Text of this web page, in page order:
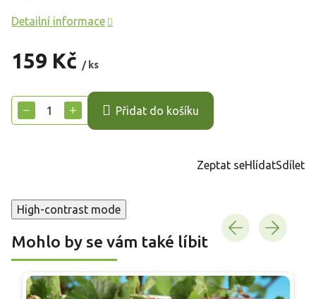
159 Kč / ks
cena:
+
− Přidat do košíku
Detailní informace
Zeptat seHlídatSdílet
High-contrast mode
Mohlo by se vám také líbit